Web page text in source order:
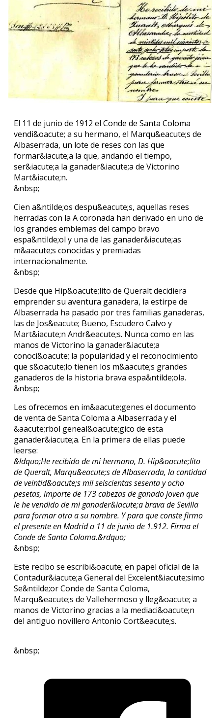
El 11 de junio de 1912 el Conde de Santa Coloma
vendi&oacute; a su hermano, el Marqu&eacute;s de
Albaserrada, un lote de reses con las que
formar&iacute;a la que, andando el tiempo,
ser&iacute;a la ganader&iacute;a de Victorino
Mart&iacute;n.
&nbsp;
Cien a&ntilde;os despu&eacute;s, aquellas reses
herradas con la A coronada han derivado en uno de
los grandes emblemas del campo bravo
espa&ntilde;ol y una de las ganader&iacute;as
m&aacute;s conocidas y premiadas
internacionalmente.
&nbsp;
Desde que Hip&oacute;lito de Queralt decidiera
emprender su aventura ganadera, la estirpe de
Albaserrada ha pasado por tres familias ganaderas,
las de Jos&eacute; Bueno, Escudero Calvo y
Mart&iacute;n Andr&eacute;s. Nunca como en las
manos de Victorino la ganader&iacute;a
conoci&oacute; la popularidad y el reconocimiento
que s&oacute;lo tienen los m&aacute;s grandes
ganaderos de la historia brava espa&ntilde;ola.
&nbsp;
Les ofrecemos en im&aacute;genes el documento
de venta de Santa Coloma a Albaserrada y el
&aacute;rbol geneal&oacute;gico de esta
ganader&iacute;a. En la primera de ellas puede
leerse:
&ldquo;He recibido de mi hermano, D. Hip&oacute;lito
de Queralt, Marqu&eacute;s de Albaserrada, la cantidad
de veintid&oacute;s mil seiscientas sesenta y ocho
pesetas, importe de 173 cabezas de ganado joven que
le he vendido de mi ganader&iacute;a brava de Sevilla
para formar otra a su nombre. Y para que conste firmo
el presente en Madrid a 11 de junio de 1.912. Firma el
Conde de Santa Coloma.&rdquo;
&nbsp;
Este recibo se escribi&oacute; en papel oficial de la
Contadur&iacute;a General del Excelent&iacute;simo
Se&ntilde;or Conde de Santa Coloma,
Marqu&eacute;s de Vallehermoso y lleg&oacute; a
manos de Victorino gracias a la mediaci&oacute;n
del antiguo novillero Antonio Cort&eacute;s.
&nbsp;